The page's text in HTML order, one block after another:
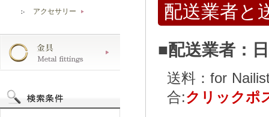
アクセサリー ▶ 配送業者と
■配送業者：
送料：for
合:クリックポ